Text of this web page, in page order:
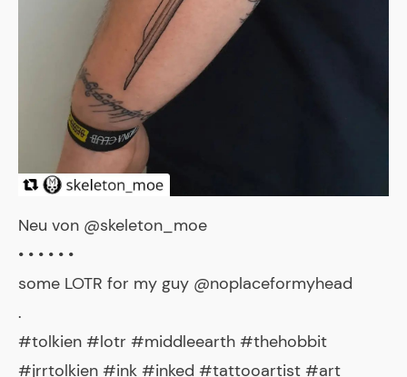
Neu von @skeleton_moe
• • • • • •
some LOTR for my guy @noplaceformyhead
.
#tolkien #lotr #middleearth #thehobbit
#jrrtolkien #ink #inked #tattooartist #art